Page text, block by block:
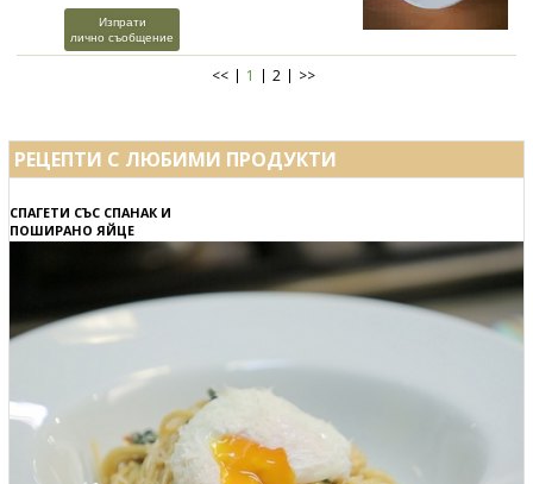
Изпрати
лично съобщение
<< 1 2 >>
РЕЦЕПТИ С ЛЮБИМИ ПРОДУКТИ
СПАГЕТИ СЪС СПАНАК И
ПОШИРАНО ЯЙЦЕ